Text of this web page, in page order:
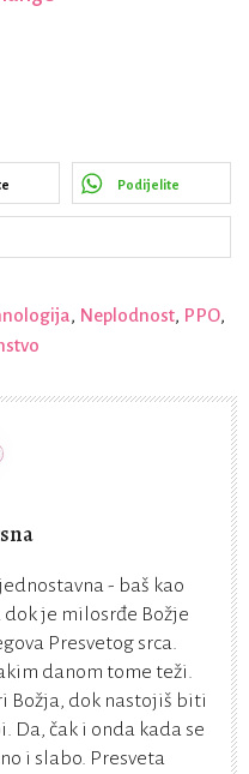
Podijelite
, Neplodnost, PPO,
- baš kao
je milosrđe Božje
Presvetog srca.
danom tome teži.
Božja, dok nastojiš biti
Da, čak i onda kada se
i slabo. Presveta